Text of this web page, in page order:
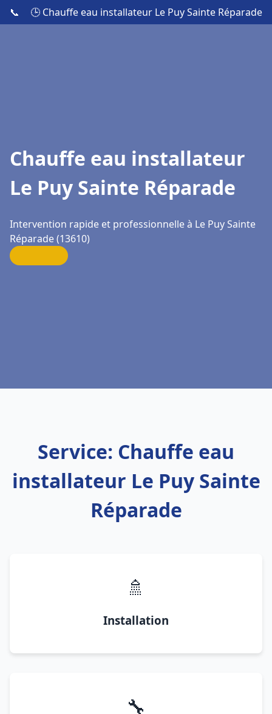
📞 🕒 Chauffe eau installateur Le Puy Sainte Réparade
Chauffe eau installateur
Le Puy Sainte Réparade
Intervention rapide et professionnelle à Le Puy Sainte
Réparade (13610)
Service: Chauffe eau
installateur Le Puy Sainte
Réparade
🚿
Installation
🔧